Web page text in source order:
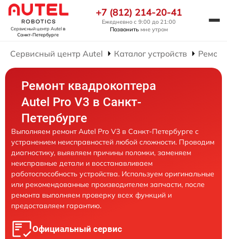
Сервисный центр Autelв
Санкт-Петербурге
+7 (812) 214-20-41
Ежедневно с 9:00 до 21:00
Позвонить мне утром
Сервисный центр Autel Каталог устройств
Ремонт квадрокоптера
Autel Pro V3 в Санкт-
Петербурге
Выполняем ремонт Autel Pro V3 в Санкт-Петербурге с
устранением неисправностей любой сложности. Проводим
диагностику, выявляем причины поломки, заменяем
неисправные детали и восстанавливаем
работоспособность устройства. Используем оригинальные
или рекомендованные производителем запчасти, после
ремонта выполняем проверку всех функций и
предоставляем гарантию.
Официальный сервис